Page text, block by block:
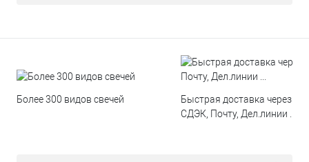
Более 300 видов свечей
Быстрая доставка через
СДЭК, Почту, Дел.линии ...